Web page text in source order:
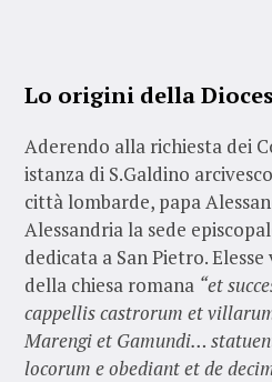
Lo origini della
Aderendo alla richiesta dei
istanza di S.Galdino
città lombarde, papa
Alessandria la sede
dedicata a San Pietro.
della chiesa romana “et
cappellis castrorum et
Marengi et Gamundi…
locorum e obediant et de